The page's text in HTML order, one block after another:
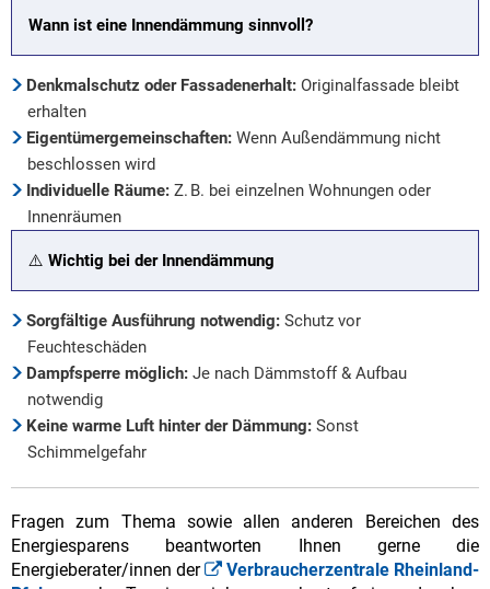
Wann ist eine Innendämmung sinnvoll?
Denkmalschutz oder Fassadenerhalt: Originalfassade bleibt
erhalten
Eigentümergemeinschaften: Wenn Außendämmung nicht
beschlossen wird
Individuelle Räume: Z. B. bei einzelnen Wohnungen oder
Innenräumen
⚠️ Wichtig bei der Innendämmung
Sorgfältige Ausführung notwendig: Schutz vor
Feuchteschäden
Dampfsperre möglich: Je nach Dämmstoff & Aufbau
notwendig
Keine warme Luft hinter der Dämmung: Sonst
Schimmelgefahr
Fragen zum Thema sowie allen anderen Bereichen des
Energiesparens beantworten Ihnen gerne die
Energieberater/innen der
Verbraucherzentrale Rheinland-